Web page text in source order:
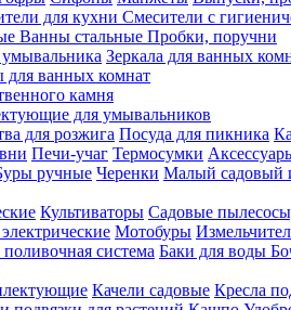
для кухни Смесители с
Ванны стальные Пробки, поручни
Зеркала для ванных
для ванных комнат
камня
для умывальников
для розжига Посуда для пикника
Печи-учаг Термосумки
ручные Черенки Малый садовый
Культиваторы Садовые
Мотобуры
система Баки для воды
Качели садовые Кресла